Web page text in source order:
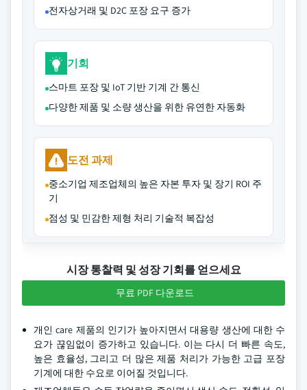
전자상거래 및 D2C 포장 요구 증가
기회
스마트 포장 및 IoT 기반 기계 간 통신
다양한 제품 및 소량 생산을 위한 유연한 자동화
도전 과제
중소기업 제조업체의 높은 자본 투자 및 장기 ROI 주
기
점성 및 민감한 제형 처리 기술적 복잡성
시장 통찰력 및 성장 기회를 얻으세요
무료 PDF 다운로드
개인 care 제품의 인기가 높아지면서 대용량 생산에 대한 수
요가 끊임없이 증가하고 있습니다. 이는 다시 더 빠른 속도,
높은 효율성, 그리고 더 많은 제품 처리가 가능한 고급 포장
기계에 대한 수요로 이어질 것입니다.